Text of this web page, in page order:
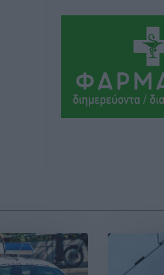
Πρωτάθλημα
Δικηγορικών
Κύπρου: Η Ρόδος
επιτυχία την 17η
Αθλητικά• πριν 2 ώρες
Η Τουρκία σε νέο
παραβάσεις και
Ειδήσεις πριν 2 ώρες